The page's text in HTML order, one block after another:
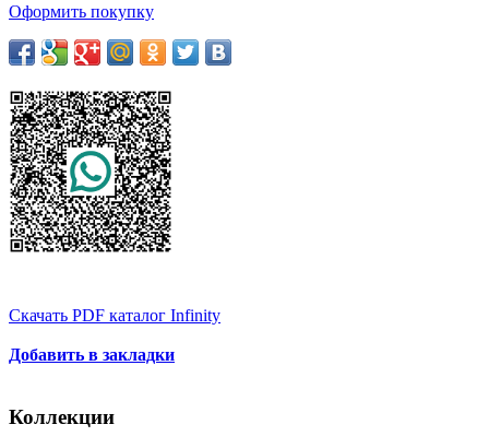
Оформить покупку
Скачать PDF каталог Infinity
Добавить в закладки
Коллекции